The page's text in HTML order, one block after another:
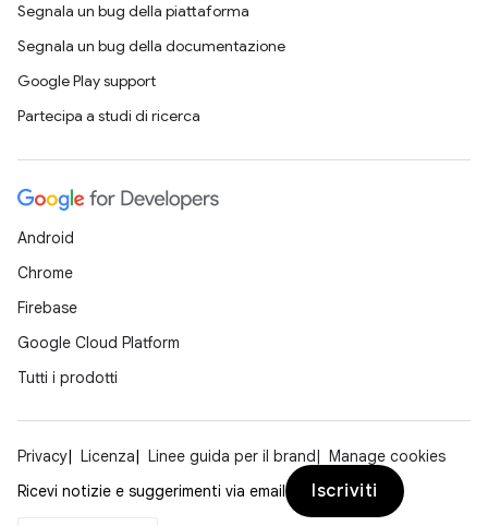
Segnala un bug della piattaforma
Segnala un bug della documentazione
Google Play support
Partecipa a studi di ricerca
Android
Chrome
Firebase
Google Cloud Platform
Tutti i prodotti
Privacy Licenza Linee guida per il brand
Manage cookies
Ricevi notizie e suggerimenti via email
Iscriviti